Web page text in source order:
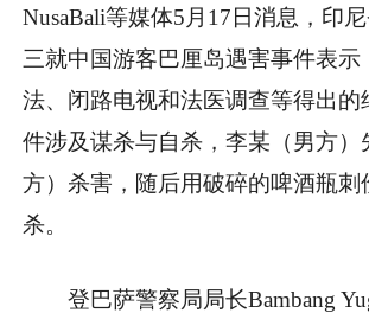
NusaBali等媒体5月17日消息，印
三就中国游客巴厘岛遇害事件表示
法、闭路电视和法医调查等得出的
件涉及谋杀与自杀，李某（男方）
方）杀害，随后用破碎的啤酒瓶刺
杀。
登巴萨警察局局长Bambang